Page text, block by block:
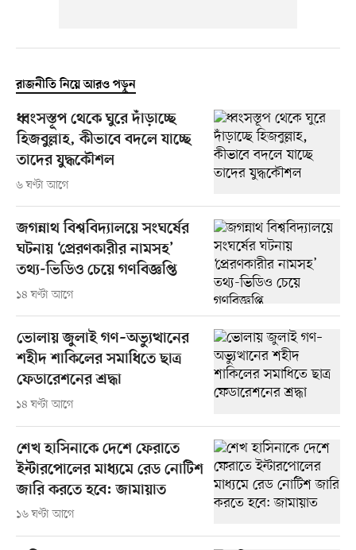
রাজনীতি নিয়ে আরও পড়ুন
ধ্বংসস্তূপ থেকে ঘুরে দাঁড়াচ্ছে
হিজবুল্লাহ, কীভাবে বদলে যাচ্ছে
তাদের যুদ্ধকৌশল
৬ ঘণ্টা আগে
জগন্নাথ বিশ্ববিদ্যালয়ে সংঘর্ষের
ঘটনায় ‘প্রেরণকারীর নামসহ’
তথ্য-ভিডিও চেয়ে গণবিজ্ঞপ্তি
১৪ ঘণ্টা আগে
ভোলায় জুলাই গণ–অভ্যুত্থানের
শহীদ শাকিলের সমাধিতে ছাত্র
ফেডারেশনের শ্রদ্ধা
১৪ ঘণ্টা আগে
শেখ হাসিনাকে দেশে ফেরাতে
ইন্টারপোলের মাধ্যমে রেড নোটিশ
জারি করতে হবে: জামায়াত
১৬ ঘণ্টা আগে